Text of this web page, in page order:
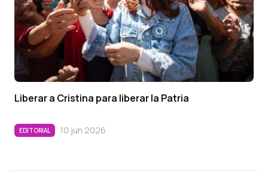
Liberar a Cristina para liberar la Patria
EDITORIAL 10 jun 2026